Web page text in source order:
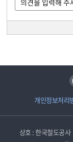
개인정보처리
상호 : 한국철도공사